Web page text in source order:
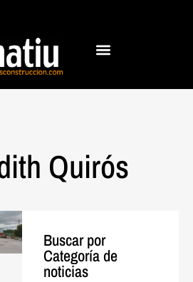
Quirós
Buscar por
Categoría de
noticias